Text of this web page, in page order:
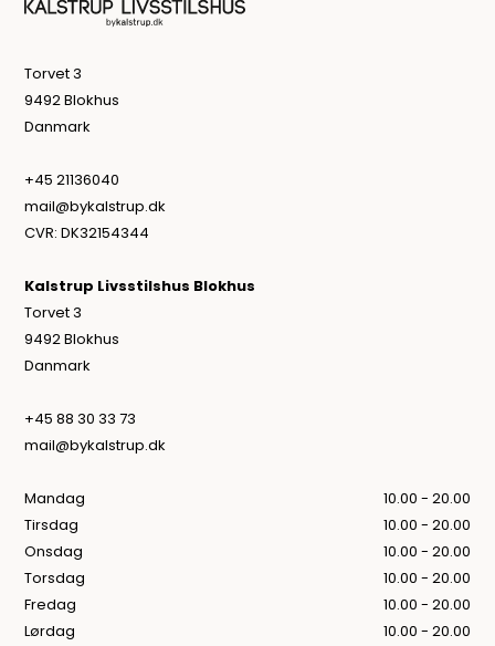
Torvet 3
9492 Blokhus
Danmark
+45 21136040
mail@bykalstrup.dk
CVR: DK32154344
Kalstrup Livsstilshus Blokhus
Torvet 3
9492 Blokhus
Danmark
+45 88 30 33 73
mail@bykalstrup.dk
Mandag
10.00 - 20.00
Tirsdag
10.00 - 20.00
Onsdag
10.00 - 20.00
Torsdag
10.00 - 20.00
Fredag
10.00 - 20.00
Lørdag
10.00 - 20.00